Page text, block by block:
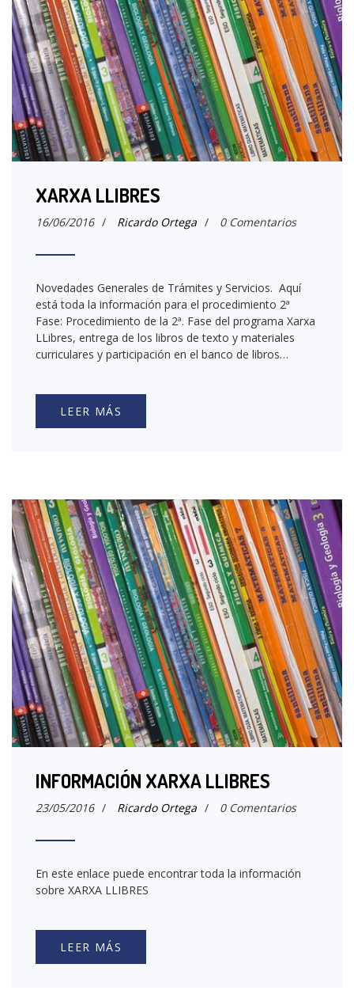
XARXA LLIBRES
16/06/2016 / Ricardo Ortega / 0 Comentarios
Novedades Generales de Trámites y Servicios. Aquí
está toda la información para el procedimiento 2ª
Fase: Procedimiento de la 2ª. Fase del programa Xarxa
LLibres, entrega de los libros de texto y materiales
curriculares y participación en el banco de libros…
LEER MÁS
INFORMACIÓN XARXA LLIBRES
23/05/2016 / Ricardo Ortega / 0 Comentarios
En este enlace puede encontrar toda la información
sobre XARXA LLIBRES
LEER MÁS